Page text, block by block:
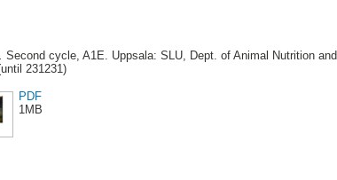
Second cycle, A1E. Uppsala: SLU, Dept. of Animal Nutrition and
231231)
PDF
1MB